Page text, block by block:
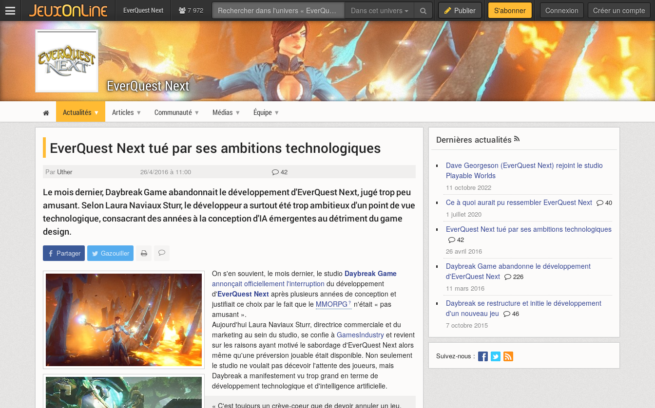
EverQuest Next 7 972 Dans cet univers Publier S'abonner Connexion Créer un compte
EverQuest Next
Actualités Articles Communauté Médias Équipe
EverQuest Next tué par ses ambitions technologiques
Par Uther 26/4/2016 à 11:00 42
Le mois dernier, Daybreak Game abandonnait le développement d'EverQuest Next, jugé trop peu
amusant. Selon Laura Naviaux Sturr, le développeur a surtout été trop ambitieux d'un point de vue
technologique, consacrant des années à la conception d'IA émergentes au détriment du game
design.
Partager Gazouiller
On s'en souvient, le mois dernier, le studio Daybreak Game
annonçait officiellement l'interruption du développement
d'EverQuest Next après plusieurs années de conception et
justifiait ce choix par le fait que le MMORPG
n'était « pas
amusant ».
Aujourd'hui Laura Naviaux Sturr, directrice commerciale et du
marketing au sein du studio, se confie à GamesIndustry et revient
sur les raisons ayant motivé le sabordage d'EverQuest Next alors
même qu'une préversion jouable était disponible. Non seulement
le studio ne voulait pas décevoir l'attente des joueurs, mais
Daybreak a manifestement vu trop grand en terme de
développement technologique et d'intelligence artificielle.
« C'est toujours un crève-coeur que de devoir annuler un jeu.
Dernières actualités
Dave Georgeson (EverQuest Next) rejoint le studio
Playable Worlds
11 octobre 2022
Ce à quoi aurait pu ressembler EverQuest Next
40
1 juillet 2020
EverQuest Next tué par ses ambitions technologiques
42
26 avril 2016
Daybreak Game abandonne le développement
d'EverQuest Next
226
11 mars 2016
Daybreak se restructure et initie le développement
d'un nouveau jeu
46
7 octobre 2015
Suivez-nous :